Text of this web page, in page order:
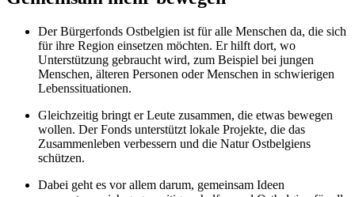
Der Bürgerfonds Ostbelgien ist für alle Menschen da, die sich
für ihre Region einsetzen möchten. Er hilft dort, wo
Unterstützung gebraucht wird, zum Beispiel bei jungen
Menschen, älteren Personen oder Menschen in schwierigen
Lebenssituationen.
Gleichzeitig bringt er Leute zusammen, die etwas bewegen
wollen. Der Fonds unterstützt lokale Projekte, die das
Zusammenleben verbessern und die Natur Ostbelgiens
schützen.
Dabei geht es vor allem darum, gemeinsam Ideen